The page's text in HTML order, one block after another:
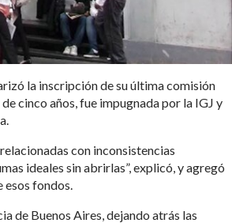
la inscripción de su última comisión
cinco años, fue impugnada por la IGJ y
con inconsistencias
ideales sin abrirlas”, explicó, y agregó
fondos.
de Buenos Aires, dejando atrás las